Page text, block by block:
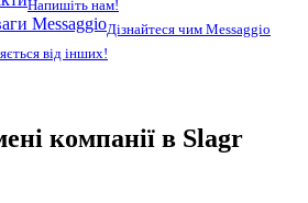
Напишіть нам!
MessaggioДізнайтеся чим Messaggio
від інших!
компанії в Slagr